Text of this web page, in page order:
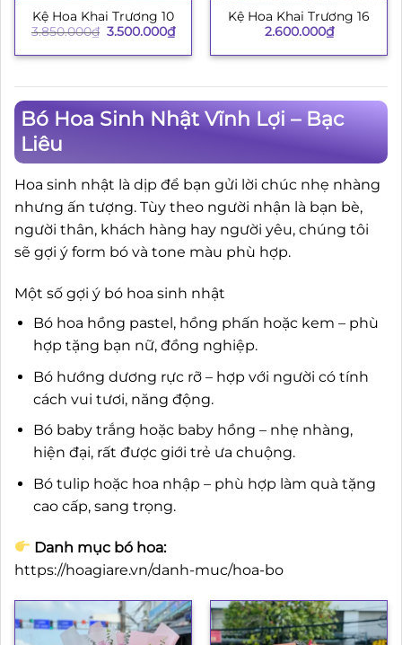
Kệ Hoa Khai Trương 10
3.850.000₫ Giá
là:
3.500.000₫Giá
hiện
tại
Kệ Hoa Khai Trương 16
2.600.000₫
Bó Hoa Sinh Nhật Vĩnh Lợi – Bạc
Liêu
Hoa sinh nhật là dịp để bạn gửi lời chúc nhẹ nhàng
nhưng ấn tượng. Tùy theo người nhận là bạn bè,
người thân, khách hàng hay người yêu, chúng tôi
sẽ gợi ý form bó và tone màu phù hợp.
Một số gợi ý bó hoa sinh nhật
Bó hoa hồng pastel, hồng phấn hoặc kem – phù
hợp tặng bạn nữ, đồng nghiệp.
Bó hướng dương rực rỡ – hợp với người có tính
cách vui tươi, năng động.
Bó baby trắng hoặc baby hồng – nhẹ nhàng,
hiện đại, rất được giới trẻ ưa chuộng.
Bó tulip hoặc hoa nhập – phù hợp làm quà tặng
cao cấp, sang trọng.
Danh mục bó hoa:
https://hoagiare.vn/danh-muc/hoa-bo